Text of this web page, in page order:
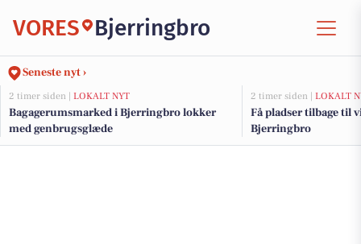
VORES Bjerringbro
Seneste nyt ›
2 timer siden | LOKALT NYT
Bagagerumsmarked i Bjerringbro lokker
med genbrugsglæde
2 timer siden | LOKALT
Få pladser tilbage til
Bjerringbro